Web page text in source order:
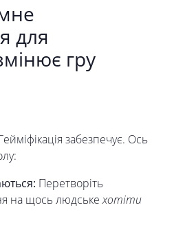
для
гру
забезпечує. Ось
Перетворіть
на щось людськехотіти